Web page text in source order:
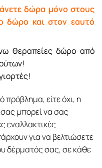
δώρα μόνο στους
δώρο και στον εαυτό
θεραπείες δώρο από
πρόβλημα, είτε όχι, η
μπορεί να σας
εναλλακτικές
για να βελτιώσετε
δέρματός σας, σε κάθε